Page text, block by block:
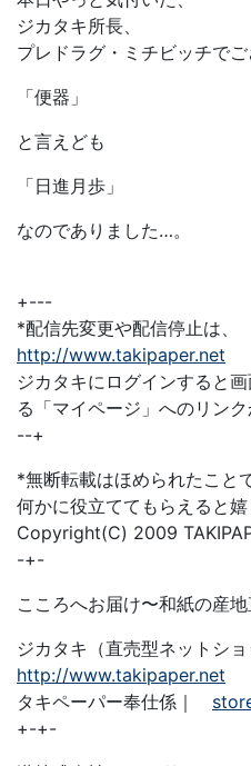
ジカタキ所長、
プレドラグ・ミチビッチでご
「便器」
と言えども
「日進月歩」
なのでありました…。
+---
*配信先変更や配信停止は、
http://www.takipaper.net
ジカタキにログインすると
る「マイページ」へのリン
--+
*無断転載はほめられたこと
何かに役立ててもらえると嬉
Copyright(C) 2009
-+-
こころへお届け〜和紙の産
ジカタキ（直売型ネットシ
http://www.takipaper.net
タキペーパー奉仕係｜
+-+-